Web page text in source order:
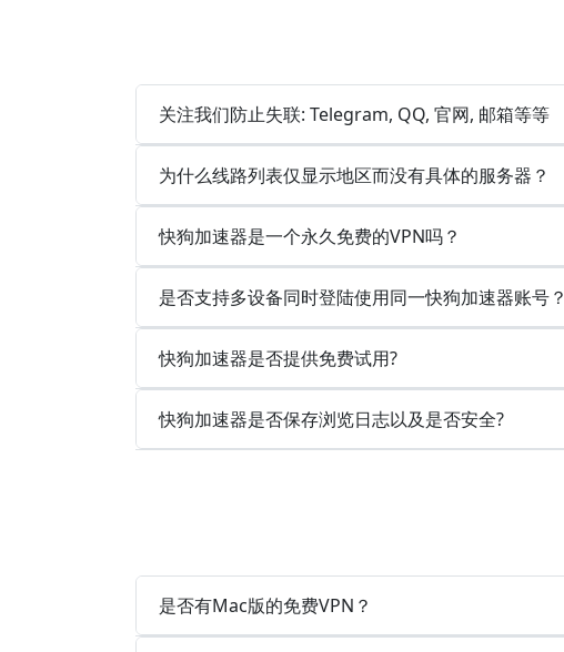
关注我们防止失联: Telegram, QQ, 官网, 邮箱等等
为什么线路列表仅显示地区而没有具体的服务器？
快狗加速器是一个永久免费的VPN吗？
是否支持多设备同时登陆使用同一快狗加速器账号？
快狗加速器是否提供免费试用?
快狗加速器是否保存浏览日志以及是否安全?
是否有Mac版的免费VPN？